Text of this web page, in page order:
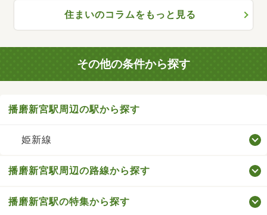
住まいのコラムをもっと見る
その他の条件から探す
播磨新宮駅周辺の駅から探す
姫新線
播磨新宮駅周辺の路線から探す
播磨新宮駅の特集から探す